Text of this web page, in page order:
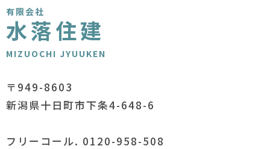
有限会社
水落住建
MIZUOCHI JYUUKEN
〒949-8603
新潟県十日町市下条4-648-6
フリーコール. 0120-958-508